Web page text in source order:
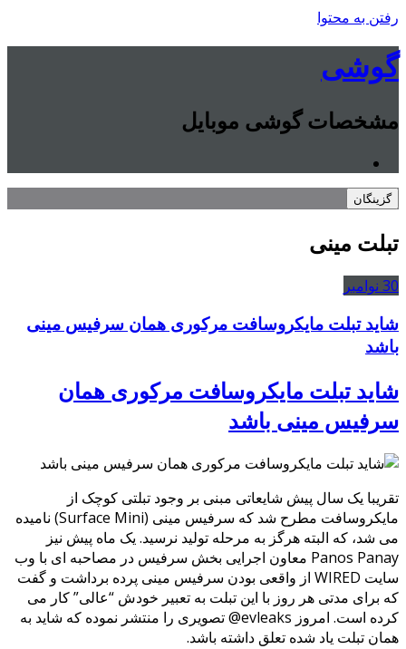
رفتن به محتوا
گوشی
مشخصات گوشی موبایل
گزینگان
تبلت مینی
30 نوامبر
شاید تبلت مایکروسافت مرکوری همان سرفیس مینی
باشد
شاید تبلت مایکروسافت مرکوری همان
سرفیس مینی باشد
تقریبا یک سال پیش شایعاتی مبنی بر وجود تبلتی کوچک از
مایکروسافت مطرح شد که سرفیس مینی (Surface Mini) نامیده
می شد، که البته هرگز به مرحله تولید نرسید. یک ماه پیش نیز
Panos Panay معاون اجرایی بخش سرفیس در مصاحبه ای با وب
سایت WIRED از واقعی بودن سرفیس مینی پرده برداشت و گفت
که برای مدتی هر روز با این تبلت به تعبیر خودش “عالی” کار می
کرده است. امروز evleaks@ تصویری را منتشر نموده که شاید به
همان تبلت یاد شده تعلق داشته باشد.